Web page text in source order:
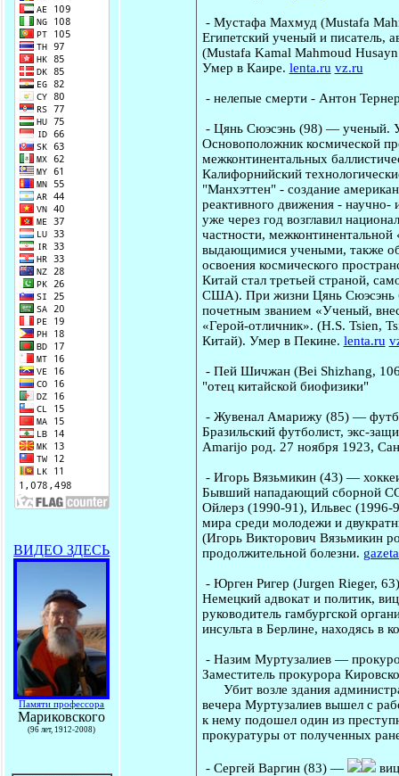
ВИДЕО ЗДЕСЬ
Памяти профессора
Мариковского
(96 лет, 1912-2008)
- Мустафа Махмуд (Mustafa
Египетский ученый и писатель,
(Mustafa Kamal Mahmoud
Умер в Каире. lenta.ru vz.ru
- нелепые смерти- Антон
- Цянь Сюэсэнь (98) — ученый.
Основоположник космической
межконтинентальных
Калифорнийский
"Манхэттен" - создание
реактивного движения - научно-
уже через год возглавил
частности,
выдающимися учеными, также
освоения космического
Китай стал третьей страной,
США). При жизни Цянь Сюэсэнь
почетным званием «Ученый,
«Герой-отличник». (H.S. Tsien,
Китай). Умер в Пекине. lenta.ru
- Пей Шичжан (Bei Shizhang,
"отец китайской биофизики"
- Жувенал Амарижу(85) —
Бразильский футболист, экс-
Amarijo род. 27 ноября 1923,
- Игорь Вязьмикин(43) —
Бывший нападающий сборной
Ойлерз (1990-91), Ильвес
мира среди молодежи и
(Игорь Викторович Вязьмикин
продолжительной болезни.
- Юрген Ригер (Jurgen Rieger,
Немецкий адвокат и политик,
руководитель гамбургской
инсульта в Берлине, находясь в
- Назим Муртузалиев—
Заместитель прокурора
Убит возле здания
вечера Муртузалиев вышел с
к нему подошел один из
прокуратуры от полученных
- Сергей Варгин (83) —